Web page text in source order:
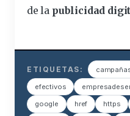
de la publicidad
ETIQUETAS:
efectivos
google href https